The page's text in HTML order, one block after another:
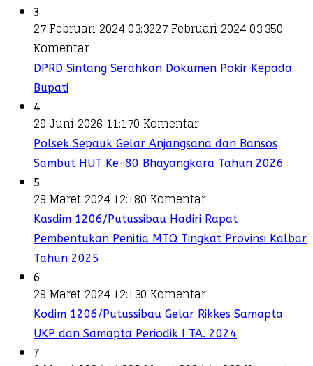
3
27 Februari 2024 03:3227 Februari 2024 03:350
Komentar
DPRD Sintang Serahkan Dokumen Pokir Kepada
Bupati
4
29 Juni 2026 11:170 Komentar
Polsek Sepauk Gelar Anjangsana dan Bansos
Sambut HUT Ke-80 Bhayangkara Tahun 2026
5
29 Maret 2024 12:180 Komentar
Kasdim 1206/Putussibau Hadiri Rapat
Pembentukan Penitia MTQ Tingkat Provinsi Kalbar
Tahun 2025
6
29 Maret 2024 12:130 Komentar
Kodim 1206/Putussibau Gelar Rikkes Samapta
UKP dan Samapta Periodik I TA. 2024
7